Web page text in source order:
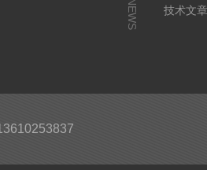
NEWS
技术文